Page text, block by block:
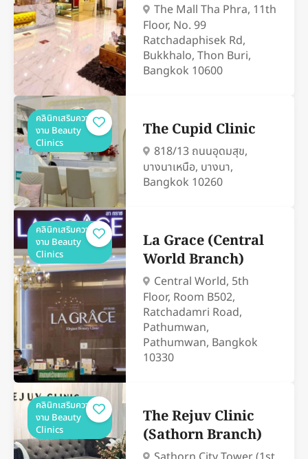
The Mall Tha Phra, 11th
Floor, No. 99
Ratchadaphisek Rd,
Bukkhalo, Thon Buri,
Bangkok 10600
คลินิกเสริมความ
งาม Beauty
Clinics
The Cupid Clinic
818/13 ถนนอุดมสุข,
บางนาเหนือ, บางนา,
Bangkok 10260
คลินิกเสริมความ
งาม Beauty
Clinics
La Grace (Central
World Branch)
Central World, 5th
Floor, Room B502,
Ratchadamri Road,
Pathumwan,
Pathumwan, Bangkok
10330
คลินิกเสริมความ
งาม Beauty
Clinics
The Rejuv Clinic
(Sathorn Branch)